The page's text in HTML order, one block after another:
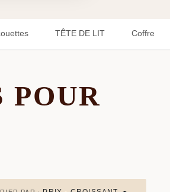
TÊTE DE LIT Coffre de
POUR